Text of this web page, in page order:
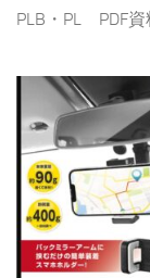
PLB・PL PDF